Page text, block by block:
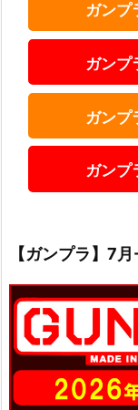
ガンプ
ガン
ガン
ガンプ
【ガンプラ】7